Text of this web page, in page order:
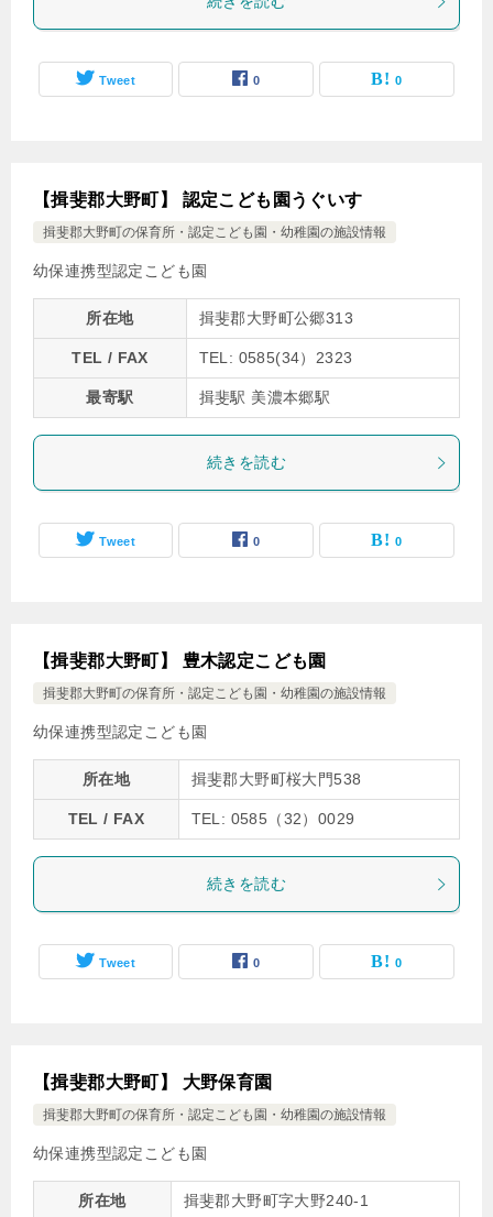
Tweet 0 0
【揖斐郡大野町】 認定こども園うぐいす
揖斐郡大野町の保育所・認定こども園・幼稚園の施設情報
幼保連携型認定こども園
所在地 揖斐郡大野町公郷313
TEL / FAX TEL: 0585(34）2323
最寄駅 揖斐駅 美濃本郷駅
続きを読む
Tweet 0 0
【揖斐郡大野町】 豊木認定こども園
揖斐郡大野町の保育所・認定こども園・幼稚園の施設情報
幼保連携型認定こども園
所在地 揖斐郡大野町桜大門538
TEL / FAX TEL: 0585（32）0029
続きを読む
Tweet 0 0
【揖斐郡大野町】 大野保育園
揖斐郡大野町の保育所・認定こども園・幼稚園の施設情報
幼保連携型認定こども園
所在地 揖斐郡大野町字大野240-1